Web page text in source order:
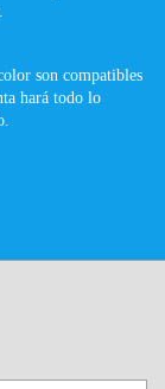
son compatibles
hará todo lo